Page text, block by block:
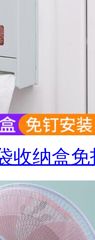
收纳盒